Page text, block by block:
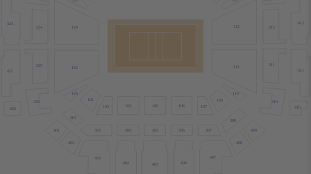
105
110
109
107
106
104
101
126
124
125
112 312
326
325
324
307
306
305
304
309
301
407
406
405
404
403
409
408
402
401
412
411
410
426
425
424